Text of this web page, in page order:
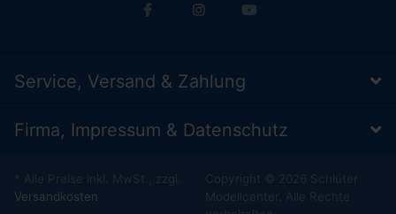
Service, Versand & Zahlung
Firma, Impressum & Datenschutz
* Alle Preise inkl. MwSt., zzgl.
Versandkosten
Copyright © 2026 Schlüter
Modellcenter. Alle Rechte